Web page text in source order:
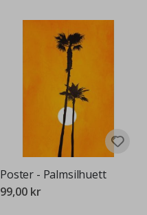
Poster - Palmsilhuett
99,00 kr